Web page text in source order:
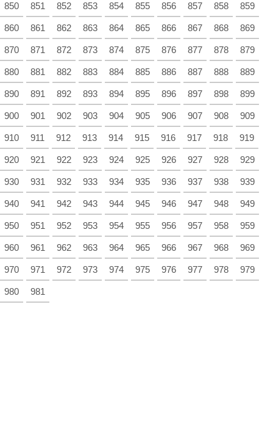
850 851 852 853 854 855 856 857 858 859
860 861 862 863 864 865 866 867 868 869
870 871 872 873 874 875 876 877 878 879
880 881 882 883 884 885 886 887 888 889
890 891 892 893 894 895 896 897 898 899
900 901 902 903 904 905 906 907 908 909
910 911 912 913 914 915 916 917 918 919
920 921 922 923 924 925 926 927 928 929
930 931 932 933 934 935 936 937 938 939
940 941 942 943 944 945 946 947 948 949
950 951 952 953 954 955 956 957 958 959
960 961 962 963 964 965 966 967 968 969
970 971 972 973 974 975 976 977 978 979
980 981